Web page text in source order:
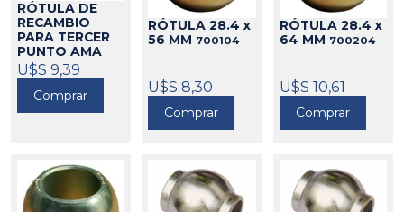
RÓTULA DE
RECAMBIO
PARA TERCER
PUNTO AMA
32MM 700241
U$S 9,39
Comprar
RÓTULA 28.4 x
56 MM 700104
U$S 8,30
Comprar
RÓTULA 28.4 x
64 MM 700204
U$S 10,61
Comprar